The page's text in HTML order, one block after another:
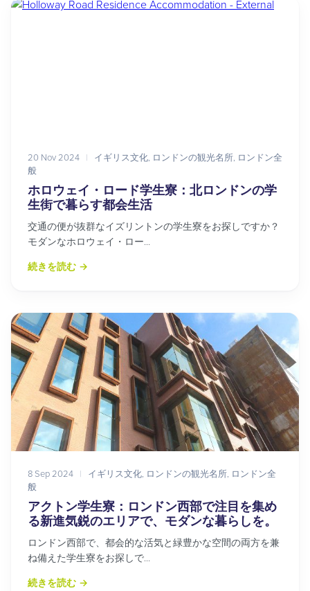
20 Nov 2024 | イギリス文化, ロンドンの観光名所, ロンドン全
般
ホロウェイ・ロード学生寮：北ロンドンの学
生街で暮らす都会生活
交通の便が抜群なイズリントンの学生寮をお探しですか？
モダンなホロウェイ・ロー...
続きを読む →
8 Sep 2024 | イギリス文化, ロンドンの観光名所, ロンドン全
般
アクトン学生寮：ロンドン西部で注目を集め
る新進気鋭のエリアで、モダンな暮らしを。
ロンドン西部で、都会的な活気と緑豊かな空間の両方を兼
ね備えた学生寮をお探しで...
続きを読む →